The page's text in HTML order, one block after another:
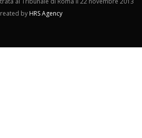
by HRS Agency